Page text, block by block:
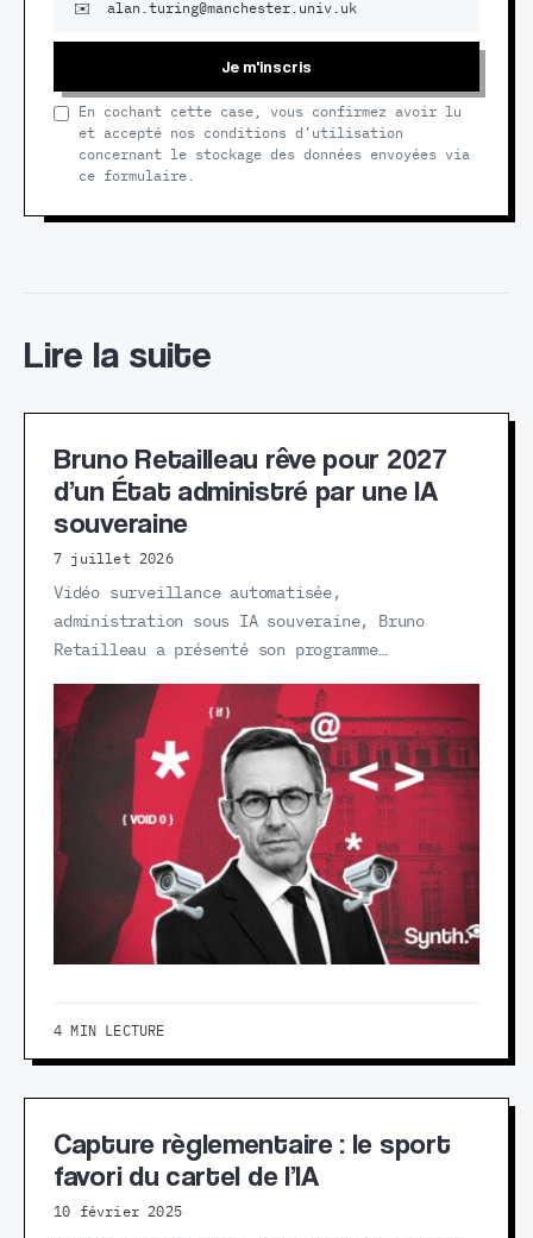
Je m'inscris
En cochant cette case, vous confirmez avoir lu
et accepté nos conditions d’utilisation
concernant le stockage des données envoyées via
ce formulaire.
Lire la suite
Bruno Retailleau rêve pour 2027
d’un État administré par une IA
souveraine
7 juillet 2026
Vidéo surveillance automatisée,
administration sous IA souveraine, Bruno
Retailleau a présenté son programme…
4 MIN LECTURE
Capture règlementaire : le sport
favori du cartel de l’IA
10 février 2025